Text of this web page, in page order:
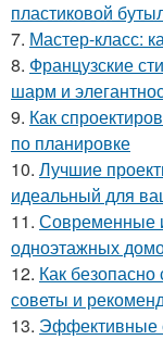
пластиковой
7. Мастер-класс:
8. Французские
шарм и
9. Как
по планировке
10. Лучшие
идеальный для
11. Современные
одноэтажных
12. Как безопасно
советы и
13. Эффективные